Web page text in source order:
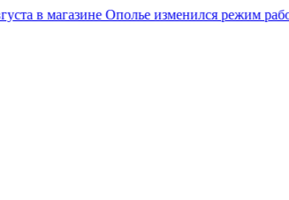
в магазине Ополье изменился режим работы.